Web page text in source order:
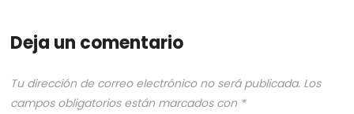
Deja un comentario
Tu dirección de correo electrónico no será publicada. Los
campos obligatorios están marcados con *